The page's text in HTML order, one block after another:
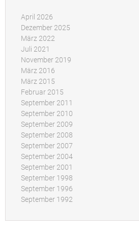
April 2026
Dezember 2025
März 2022
Juli 2021
November 2019
März 2016
März 2015
Februar 2015
September 2011
September 2010
September 2009
September 2008
September 2007
September 2004
September 2001
September 1998
September 1996
September 1992